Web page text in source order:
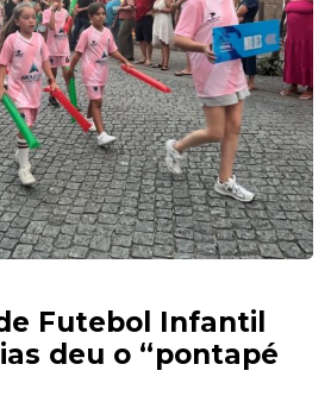
Futebol Infantil
deu o “pontapé